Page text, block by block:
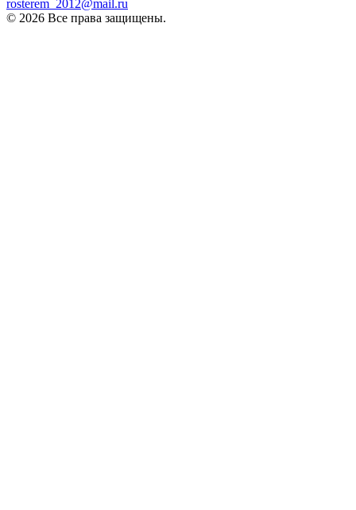
rosterem_2012@mail.ru
© 2026 Все права защищены.